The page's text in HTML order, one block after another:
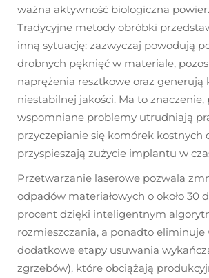
ważna aktywność biologiczna
Tradycyjne metody obróbki
inną sytuację: zazwyczaj powodują
drobnych pęknięć w materiale,
naprężenia resztkowe oraz generują
niestabilnej jakości. Ma to znaczenie,
wspomniane problemy utrudniają
przyczepianie się komórek kostnych
przyspieszają zużycie implantu w
Przetwarzanie laserowe pozwala
odpadów materiałowych o około 30
procent dzięki inteligentnym
rozmieszczania, a ponadto eliminuje
dodatkowe etapy usuwania
zgrzebów), które obciążają